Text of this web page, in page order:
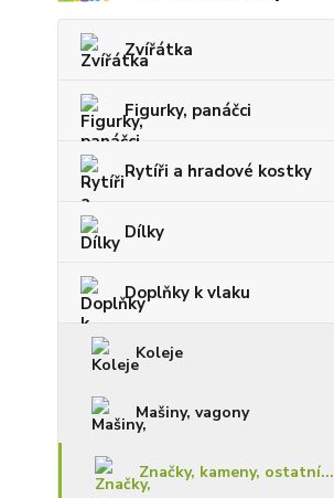
Zvířátka
Figurky, panáčci
Rytíři a hradové kostky
Dílky
Doplňky k vlaku
Koleje
Mašiny, vagony
Značky, kameny, ostatní...